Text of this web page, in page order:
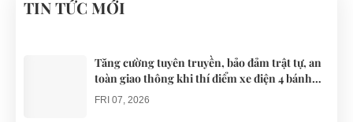
khắp cả
nước.
quy. Do đó
các trục trặc
TIN TỨC MỚI
Tăng cường tuyên truyền, bảo đảm trật tự, an
toàn giao thông khi thí điểm xe điện 4 bánh
phục vụ du lịch
FRI 07, 2026